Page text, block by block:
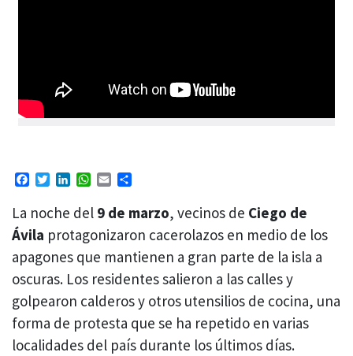
Facebook
TwitterLinkedIn
WhatsApp
Email
La noche del 9 de marzo, vecinos de Ciego de
Ávila protagonizaron cacerolazos en medio de los
apagones que mantienen a gran parte de la isla a
oscuras. Los residentes salieron a las calles y
golpearon calderos y otros utensilios de cocina, una
forma de protesta que se ha repetido en varias
localidades del país durante los últimos días.